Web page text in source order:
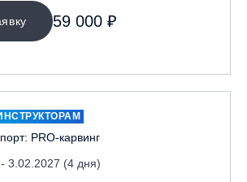
59 000 ₽
PRO-карвинг
3.02.2027 (4 дня)